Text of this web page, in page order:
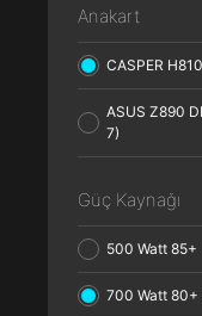
Anakart
CASPER
ASUS Z890
7)
Güç Kaynağı
500 Watt 85+
700 Watt